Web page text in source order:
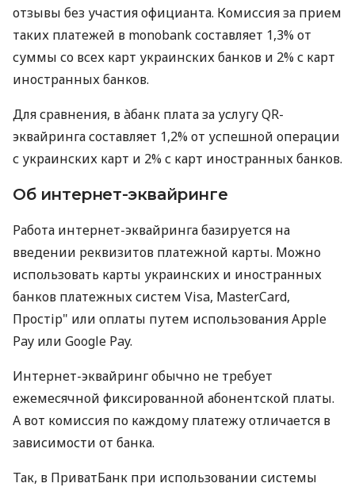
отзывы без участия официанта. Комиссия за прием
таких платежей в monobank составляет 1,3% от
суммы со всех карт украинских банков и 2% с карт
иностранных банков.
Для сравнения, в àбанк плата за услугу QR-
эквайринга составляет 1,2% от успешной операции
с украинских карт и 2% с карт иностранных банков.
Об интернет-эквайринге
Работа интернет-эквайринга базируется на
введении реквизитов платежной карты. Можно
использовать карты украинских и иностранных
банков платежных систем Visa, MasterCard,
Простір" или оплаты путем использования Apple
Pay или Google Pay.
Интернет-эквайринг обычно не требует
ежемесячной фиксированной абонентской платы.
А вот комиссия по каждому платежу отличается в
зависимости от банка.
Так, в ПриватБанк при использовании системы